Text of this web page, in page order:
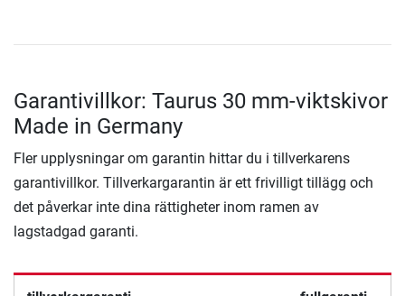
Garantivillkor: Taurus 30 mm-viktskivor
Made in Germany
Fler upplysningar om garantin hittar du i tillverkarens
garantivillkor. Tillverkargarantin är ett frivilligt tillägg och
det påverkar inte dina rättigheter inom ramen av
lagstadgad garanti.